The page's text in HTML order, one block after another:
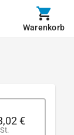
Warenkorb
€